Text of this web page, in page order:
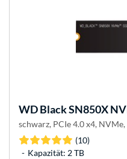
WDBlack SN850X
schwarz, PCIe 4.0 x4,
(10)
Kapazität: 2 TB